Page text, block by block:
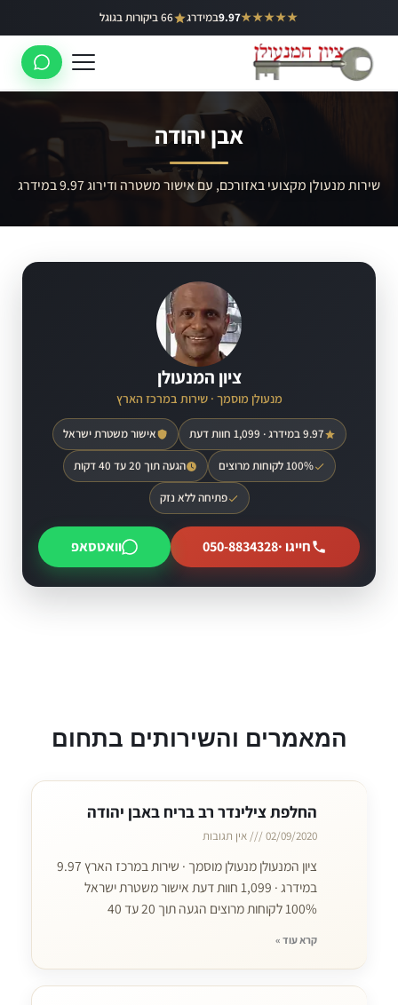
לתוכן
★★★★★
9.97במידרג 66 ביקורות בגוגל באר יעקב
ראשון לציון
רמלה
נס ציונה
אבן יהודה
שירות מנעולן מקצועי באזורכם, עם אישור משטרה ודירוג 9.97 במידרג
ציון המנעולן
מנעולן מוסמך · שירות במרכז הארץ
9.97 במידרג · 1,099 חוות דעת אישור משטרת ישראל
100% לקוחות מרוצים הגעה תוך 20 עד 40 דקות
פתיחה ללא נזק
חייגו ·050-8834328 וואטסאפ
המאמרים והשירותים בתחום
החלפת צילינדר רב בריח באבן יהודה
02/09/2020 אין תגובות
ציון המנעולן מנעולן מוסמך · שירות במרכז הארץ 9.97
במידרג · 1,099 חוות דעת אישור משטרת ישראל
100% לקוחות מרוצים הגעה תוך 20 עד 40
קרא עוד »